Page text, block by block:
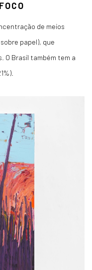
de meios
papel), que
. O Brasil também tem a